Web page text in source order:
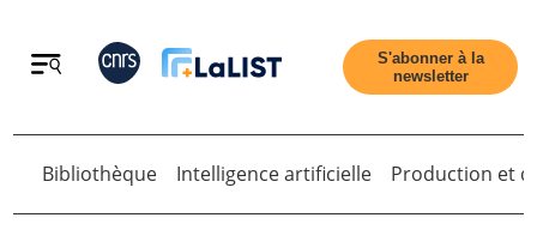
Retour
S'abonner à la
newsletter
Retour
Bibliothèque Intelligence artificielle Production et